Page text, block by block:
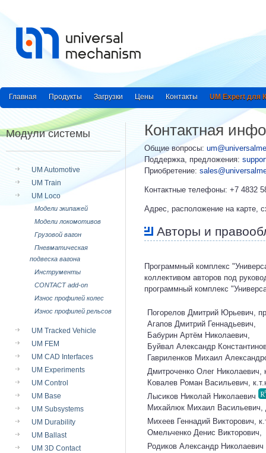
Главная Продукты Загрузки Цены Контакты UM Expert для
Модули системы
UM Automotive
UM Train
UM Loco
Модели экипажей
Модели локомотивов
Грузовой вагон
Пневматическая
подвеска вагона
Инструменты
CONTACT add-on
Износ профилей колес
Износ профилей рельсов
UM Tracked Vehicle
UM FEM
UM CAD Interfaces
UM Experiments
UM Control
UM Base
UM Subsystems
UM Durability
UM Ballast
UM 3D Contact
Контактная
Общие вопросы:
Поддержка, предложения:
Приобретение:
Контактные телефоны: +7 4832
Адрес, расположение на карте,
Авторы и
Программный комплекс
коллективом авторов под
программный комплекс
Погорелов Дмитрий Юрьевич,
Агапов Дмитрий Геннадьевич,
Бабурин Артём Николаевич,
Буйвал Александр
Гавриленков Михаил
Дмитроченко Олег
Ковалев Роман Васильевич,
Лысиков Николай Николаевич
Михайлюк Михаил
Михеев Геннадий Викторович,
Омельченко Денис Викторович,
Родиков Александр Николаевич